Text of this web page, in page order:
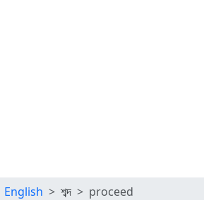
English শব্দ proceed